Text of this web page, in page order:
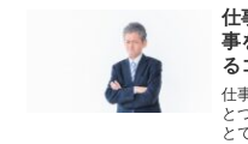
し
を
仕
事
る
仕
と
と